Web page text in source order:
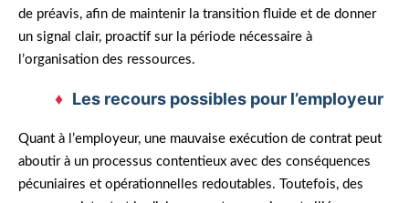
de préavis, afin de maintenir la transition fluide et de donner
un signal clair, proactif sur la période nécessaire à
l’organisation des ressources.
Les recours possibles pour l’employeur
Quant à l’employeur, une mauvaise exécution de contrat peut
aboutir à un processus contentieux avec des conséquences
pécuniaires et opérationnelles redoutables. Toutefois, des